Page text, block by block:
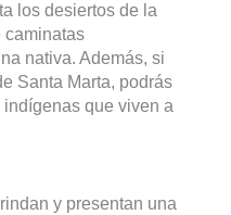
los desiertos de la
caminatas
nativa. Además, si
Santa Marta, podrás
que viven a
y presentan una